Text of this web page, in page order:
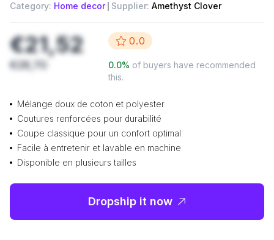
Category: Home decor Supplier: Amethyst Clover
€21,52
€28,70
0.0
0.0% of buyers have recommended
this.
Mélange doux de coton et polyester
Coutures renforcées pour durabilité
Coupe classique pour un confort optimal
Facile à entretenir et lavable en machine
Disponible en plusieurs tailles
Dropship it now